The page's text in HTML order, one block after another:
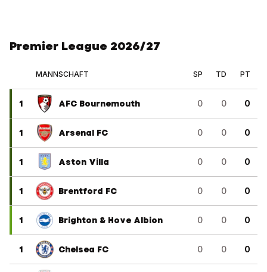
Premier League 2026/27
MANNSCHAFT SP TD PT
1 AFC Bournemouth 0 0 0
1 Arsenal FC 0 0 0
1 Aston Villa 0 0 0
1 Brentford FC 0 0 0
1 Brighton & Hove Albion 0 0 0
1 Chelsea FC 0 0 0